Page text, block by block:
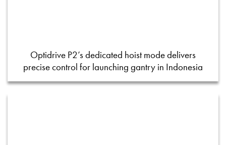
Optidrive P2’s dedicated hoist mode delivers
precise control for launching gantry in Indonesia